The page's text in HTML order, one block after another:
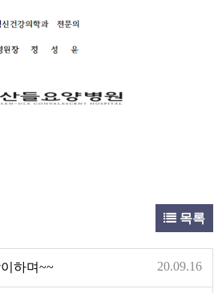
목록
하며~~ 20.09.16